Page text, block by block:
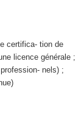
certifica- tion de
licence générale ;
nels) ;